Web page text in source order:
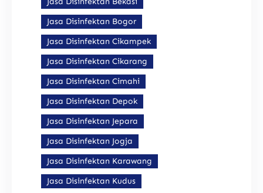
Jasa Disinfektan Bogor
Jasa Disinfektan Cikampek
Jasa Disinfektan Cikarang
Jasa Disinfektan Cimahi
Jasa Disinfektan Depok
Jasa Disinfektan Jepara
Jasa Disinfektan Jogja
Jasa Disinfektan Karawang
Jasa Disinfektan Kudus